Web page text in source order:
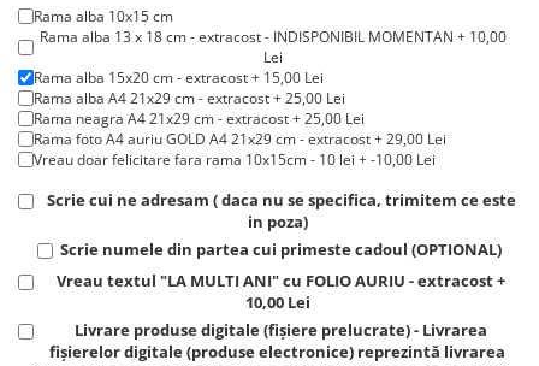
Pijamale de CRACIUN
Pijamale de dama
Pijamale de barbati
Halate si capoate
Pijamale
WINTER Collection
Halate si pijamale Family
Seturi elegante femei
Umbrele
Pijamale de copii
Pijamale BIG SIZE femei
Rama alba 10x15 cm
Rama alba 13 x 18 cm - extracost - INDISPONIBIL MOMENTAN + 10,00
Lei
Rama alba 15x20 cm - extracost + 15,00 Lei
Rama alba A4 21x29 cm - extracost + 25,00 Lei
Rama neagra A4 21x29 cm - extracost + 25,00 Lei
Rama foto A4 auriu GOLD A4 21x29 cm - extracost + 29,00 Lei
Vreau doar felicitare fara rama 10x15cm - 10 lei + -10,00 Lei
Scrie cui ne adresam ( daca nu se specifica, trimitem ce este
in poza)
Scrie numele din partea cui primeste cadoul (OPTIONAL)
Vreau textul "LA MULTI ANI" cu FOLIO AURIU - extracost +
10,00 Lei
Livrare produse digitale (fișiere prelucrate) - Livrarea
fișierelor digitale (produse electronice) reprezintă livrarea